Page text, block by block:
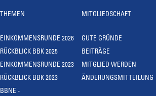
THEMEN
EINKOMMENSRUNDE 2026
RÜCKBLICK BBK 2025
EINKOMMENSRUNDE 2023
RÜCKBLICK BBK 2023
BBNE -
MITGLIEDSCHAFT
GUTE GRÜNDE
BEITRÄGE
MITGLIED WERDEN
ÄNDERUNGSMITTEILUNG